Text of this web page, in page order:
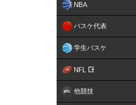
NBA
バスケ代表
学生バスケ
NFL
他競技